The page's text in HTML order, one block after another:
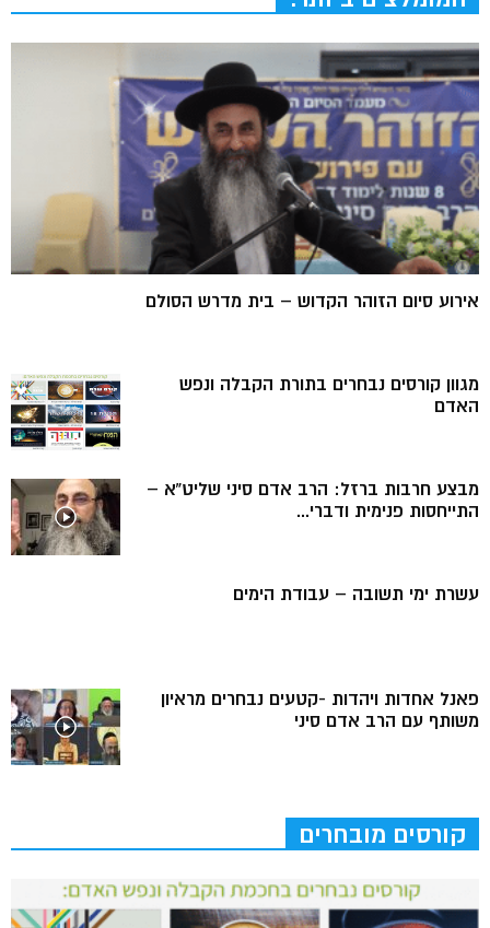
אירוע סיום הזוהר הקדוש – בית מדרש הסולם
מגוון קורסים נבחרים בתורת הקבלה ונפש
האדם
מבצע חרבות ברזל: הרב אדם סיני שליט”א –
התייחסות פנימית ודברי...
עשרת ימי תשובה – עבודת הימים
פאנל אחדות ויהדות -קטעים נבחרים מראיון
משותף עם הרב אדם סיני
קורסים מובחרים